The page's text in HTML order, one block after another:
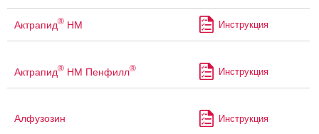
Актрапид® НМ Инструкция
Актрапид® НМ Пенфилл® Инструкция
Алфузозин Инструкция